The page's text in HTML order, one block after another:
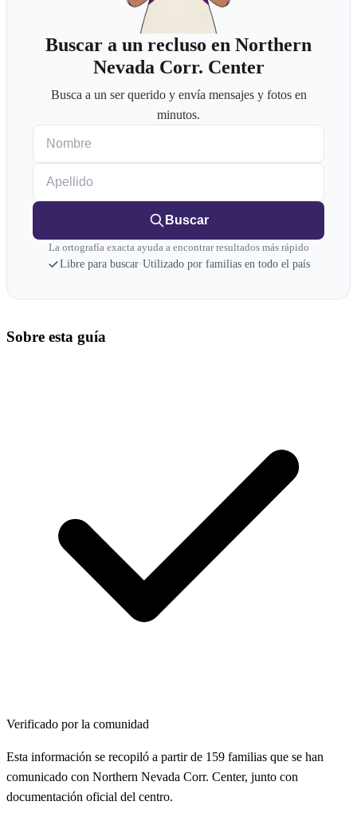
Buscar a un recluso en Northern
Nevada Corr. Center
Busca a un ser querido y envía mensajes y fotos en
minutos.
Buscar
La ortografía exacta ayuda a encontrar resultados más rápido
Libre para buscar·Utilizado por familias en todo el país
Sobre esta guía
Verificado por la comunidad
Esta información se recopiló a partir de 159 familias que se han
comunicado con Northern Nevada Corr. Center, junto con
documentación oficial del centro.